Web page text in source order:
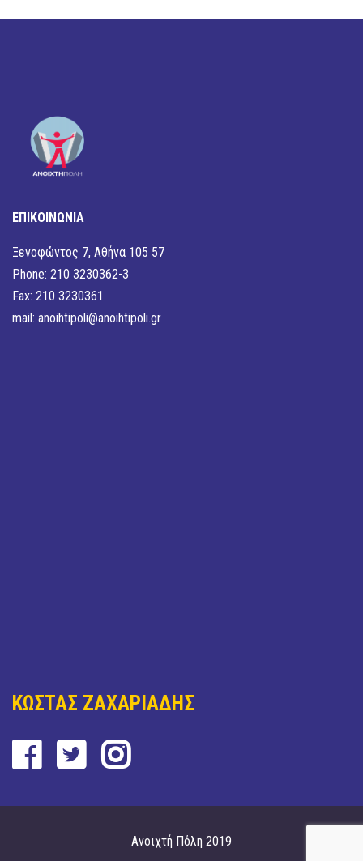
ΕΠΙΚΟΙΝΩΝΙΑ
Ξενοφώντος 7, Αθήνα 105 57
Phone: 210 3230362-3
Fax: 210 3230361
mail: anoihtipoli@anoihtipoli.gr
ΚΩΣΤΑΣ ΖΑΧΑΡΙΑΔΗΣ
Ανοιχτή Πόλη 2019